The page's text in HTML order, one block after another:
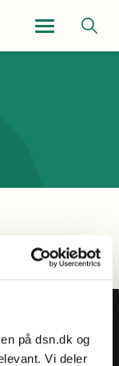
på dsn.dk og
Vi deler